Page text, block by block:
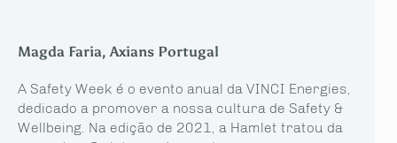
Magda Faria, Axians Portugal
A Safety Week é o evento anual da VINCI Energies,
dedicado a promover a nossa cultura de Safety &
Wellbeing. Na edição de 2021, a Hamlet tratou da